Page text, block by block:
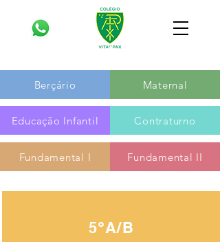
Berçário Maternal
Educação Infantil
Fundamental I Fundamental II
Contraturno
5ºA/B